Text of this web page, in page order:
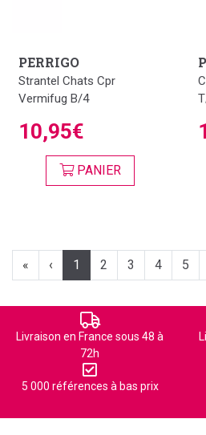
PERRIGO
Strantel Chats Cpr
Vermifug B/4
10,95€
PANIER
« ‹ 1 2 3 4 5
Livraison en France sous 48 à
72h
5 000 références à bas prix